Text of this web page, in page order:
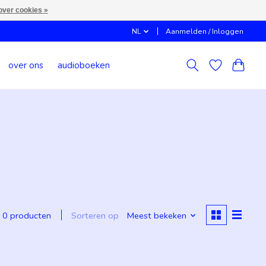
NL Aanmelden / Inloggen
over ons audioboeken
0 producten Sorteren op Meest bekeken
cookies »